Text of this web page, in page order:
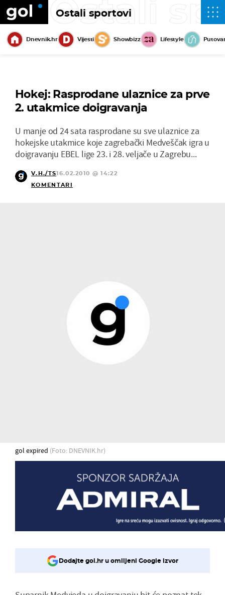
Ostali sportovi
Ostali
Dnevnik.hr Vijesti Showbizz Lifestyle
Hokej: Rasprodane ulaznice za prve
2. utakmice doigravanja
U manje od 24 sata rasprodane su sve ulaznice za
hokejske utakmice koje zagrebački Medveščak igra u
doigravanju EBEL lige 23. i 28. veljače u Zagrebu...
V.H./TS16.02.2010 @ 14:22
KOMENTARI
gol expired (Foto: DNEVNIK.hr)
Dodajte gol.hr u omiljeni Google izvor